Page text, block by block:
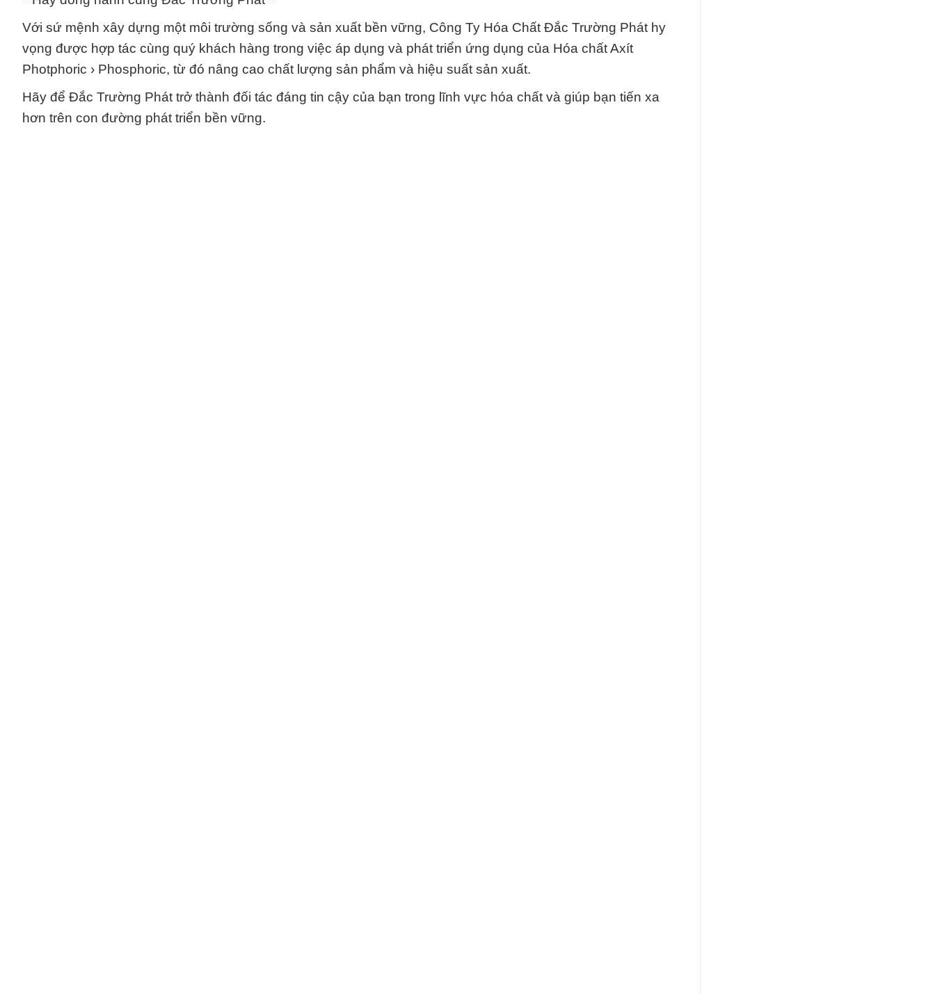
Với sứ mệnh xây dựng một môi trường sống và sản xuất bền vững, Công Ty Hóa Chất Đắc Trường Phát hy
vọng được hợp tác cùng quý khách hàng trong việc áp dụng và phát triển ứng dụng của Hóa chất Axít
Photphoric › Phosphoric, từ đó nâng cao chất lượng sản phẩm và hiệu suất sản xuất.
Hãy để Đắc Trường Phát trở thành đối tác đáng tin cậy của bạn trong lĩnh vực hóa chất và giúp bạn tiến xa
hơn trên con đường phát triển bền vững.